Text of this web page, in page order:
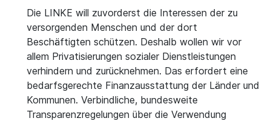
Die LINKE will zuvorderst die Interessen der zu
versorgenden Menschen und der dort
Beschäftigten schützen. Deshalb wollen wir vor
allem Privatisierungen sozialer Dienstleistungen
verhindern und zurücknehmen. Das erfordert eine
bedarfsgerechte Finanzausstattung der Länder und
Kommunen. Verbindliche, bundesweite
Transparenzregelungen über die Verwendung